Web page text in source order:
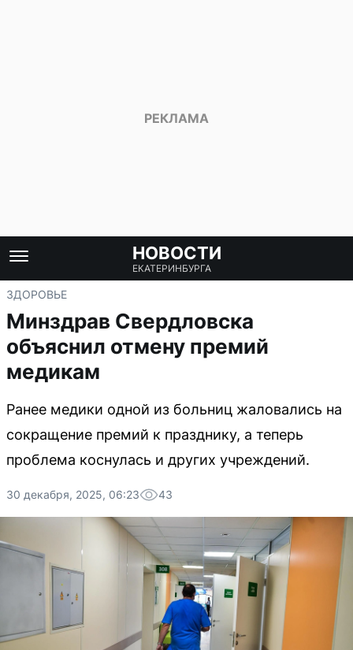
НОВОСТИ
ЕКАТЕРИНБУРГА
ЗДОРОВЬЕ
Минздрав Свердловска
объяснил отмену премий
медикам
Ранее медики одной из больниц жаловались на
сокращение премий к празднику, а теперь
проблема коснулась и других учреждений.
30 декабря, 2025, 06:23 43